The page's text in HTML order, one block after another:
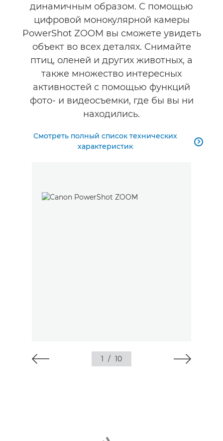
Аксессуары
Отзывы
динамичным образом. С помощью
цифровой монокулярной камеры
PowerShot ZOOM вы сможете увидеть
объект во всех деталях. Снимайте
птиц, оленей и других животных, а
также множество интересных
активностей с помощью функций
фото- и видеосъемки, где бы вы ни
находились.
Смотреть полный список технических
характеристик

1 / 10